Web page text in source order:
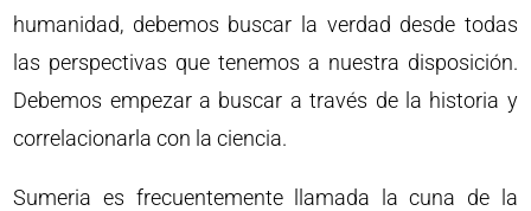
humanidad, debemos buscar la verdad desde todas
las perspectivas que tenemos a nuestra disposición.
Debemos empezar a buscar a través de la historia y
correlacionarla con la ciencia.
Sumeria es frecuentemente llamada la cuna de la